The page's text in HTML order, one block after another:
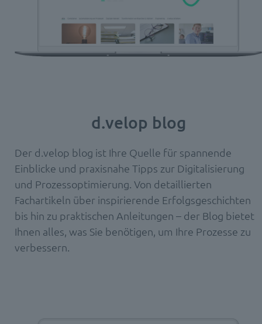
d.velop blog
Der d.velop blog ist Ihre Quelle für spannende
Einblicke und praxisnahe Tipps zur Digitalisierung
und Prozessoptimierung. Von detaillierten
Fachartikeln über inspirierende Erfolgsgeschichten
bis hin zu praktischen Anleitungen – der Blog bietet
Ihnen alles, was Sie benötigen, um Ihre Prozesse zu
verbessern.